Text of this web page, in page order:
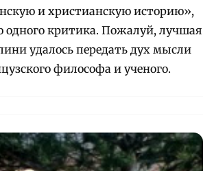
и христианскую историю»,
критика. Пожалуй, лучшая
удалось передать дух мысли
философа и ученого.